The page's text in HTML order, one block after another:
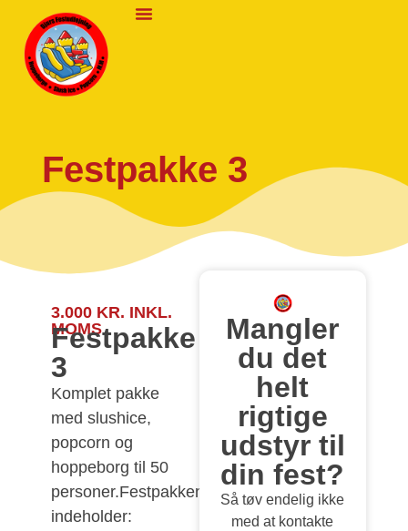
Festpakke 3
3.000 KR. INKL.
MOMS
Festpakke
3
Komplet pakke
med slushice,
popcorn og
hoppeborg til 50
personer.Festpakken
indeholder:
Mangler
du det
helt
rigtige
udstyr til
din fest?
Så tøv endelig ikke
med at kontakte